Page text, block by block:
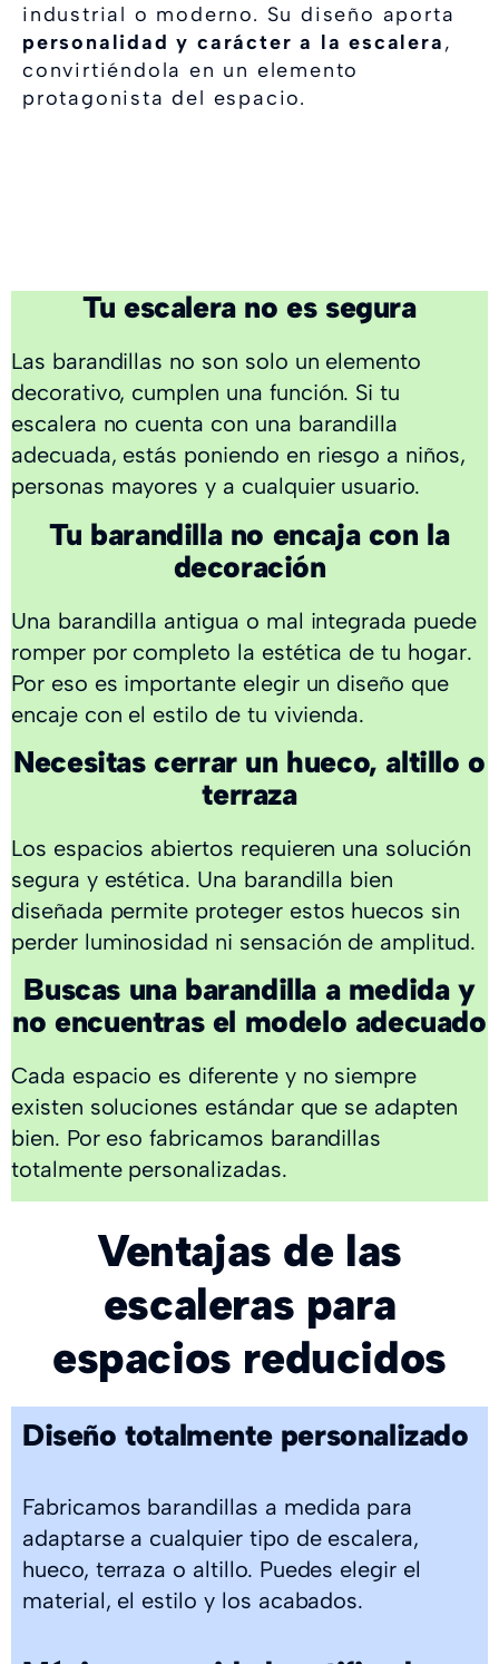
industrial o moderno. Su diseño aporta
personalidad y carácter a la escalera,
convirtiéndola en un elemento
protagonista del espacio.
Tu escalera no es segura
Las barandillas no son solo un elemento
decorativo, cumplen una función. Si tu
escalera no cuenta con una barandilla
adecuada, estás poniendo en riesgo a niños,
personas mayores y a cualquier usuario.
Tu barandilla no encaja con la
decoración
Una barandilla antigua o mal integrada puede
romper por completo la estética de tu hogar.
Por eso es importante elegir un diseño que
encaje con el estilo de tu vivienda.
Necesitas cerrar un hueco, altillo o
terraza
Los espacios abiertos requieren una solución
segura y estética. Una barandilla bien
diseñada permite proteger estos huecos sin
perder luminosidad ni sensación de amplitud.
Buscas una barandilla a medida y
no encuentras el modelo adecuado
Cada espacio es diferente y no siempre
existen soluciones estándar que se adapten
bien. Por eso fabricamos barandillas
totalmente personalizadas.
Ventajas de las
escaleras para
espacios reducidos
Diseño totalmente personalizado
Fabricamos barandillas a medida para
adaptarse a cualquier tipo de escalera,
hueco, terraza o altillo. Puedes elegir el
material, el estilo y los acabados.